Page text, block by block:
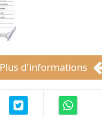
Plus d'informations